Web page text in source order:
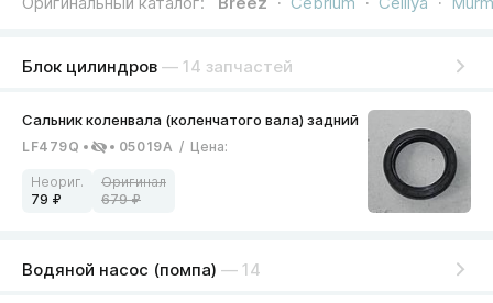
Блок цилиндров — 14 запчастей
LF479Q 05019A / Цена:
79 679
Водяной насос (помпа) — 14